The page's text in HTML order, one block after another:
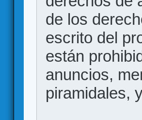
de los
escrito del
están
anuncios,
piramidales,